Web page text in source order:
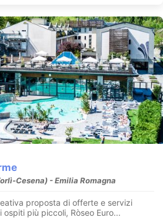
Cesena) - Emilia Romagna
proposta di offerte e servizi
più piccoli, Ròseo Euro...